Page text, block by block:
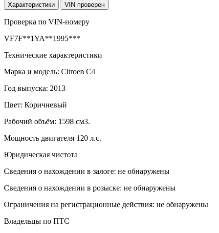
Характеристики VIN проверен
Проверка по VIN-номеру
VF7F**1YA**1995***
Технические характеристики
Марка и модель: Citroen C4
Год выпуска: 2013
Цвет: Коричневый
Рабочий объём: 1598 см3.
Мощность двигателя 120 л.с.
Юридическая чистота
Сведения о нахождении в залоге: не обнаружены
Сведения о нахождении в розыске: не обнаружены
Ограничения на регистрационные действия: не обнаружены
Владельцы по ПТС